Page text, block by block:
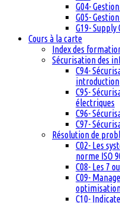
G04-
G05-
G19-
Cours à la carte
Index des
Sécurisation des
C94-
introduction
C95-
électriques
C96-
C97-
Résolution de
C02- Les
norme ISO
C08- Les 7
C09-
C10-